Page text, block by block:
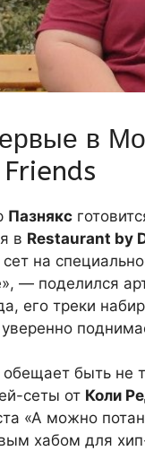
в
Пазнякс
в Restaurant by
на
— поделился
его треки
обещает быть
сеты от Коли
«А можно
хабом для